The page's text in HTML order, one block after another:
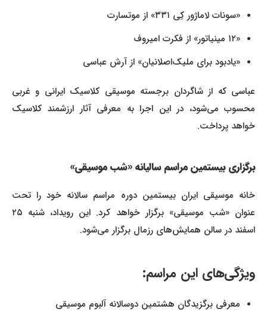
«سونات لاماژور کِی ۳۳۱» از موتسارت
«۱۲ مینیاتور» از فکرت امیروف
«یادبود برای ملیک‌اصلانیان» از آرش عباسی
عباسی که از شاگردان برجسته موسیقی کلاسیک ایرانی و غربی
محسوب می‌شود، در این اجرا به معرفی آثار ارزشمند کلاسیک
خواهد پرداخت.
برگزاری بیستمین مراسم سالیانه «شب موسیقی»
خانه موسیقی ایران بیستمین دوره مراسم سالانه خود را تحت
عنوان «شب موسیقی» برگزار خواهد کرد. این رویداد، شنبه ۲۵
اسفند در سالن همایش‌های رزمال برگزار می‌شود.
ویژگی‌های این مراسم:
معرفی برگزیدگان هشتمین دوسالانه آلبوم موسیقی